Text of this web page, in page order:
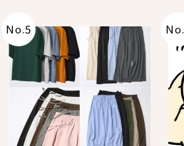
No.5 No.